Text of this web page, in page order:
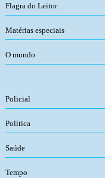
Flagra do Leitor
Matérias especiais
O mundo
Policial
Política
Saúde
Tempo